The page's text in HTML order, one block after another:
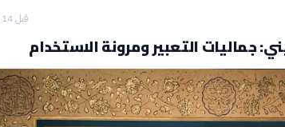
قبل 14 يومًا
جماليات التعبير ومرونة الاستخدام